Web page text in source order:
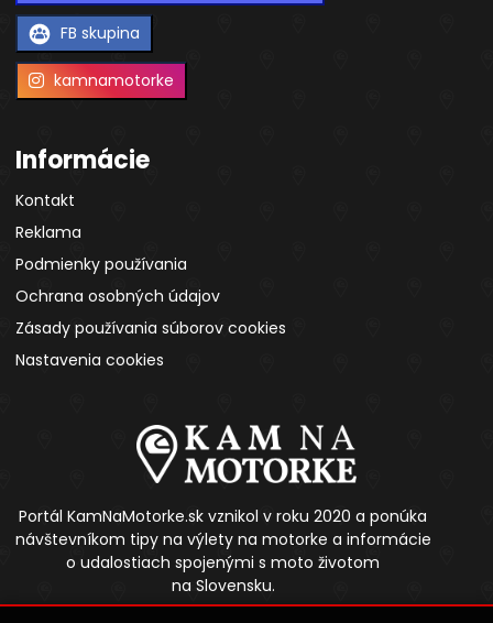
FB skupina
kamnamotorke
Informácie
Kontakt
Reklama
Podmienky používania
Ochrana osobných údajov
Zásady používania súborov cookies
Nastavenia cookies
Portál KamNaMotorke.sk vznikol v roku 2020 a ponúka
návštevníkom tipy na výlety na motorke a informácie
o udalostiach spojenými s moto životom
na Slovensku.